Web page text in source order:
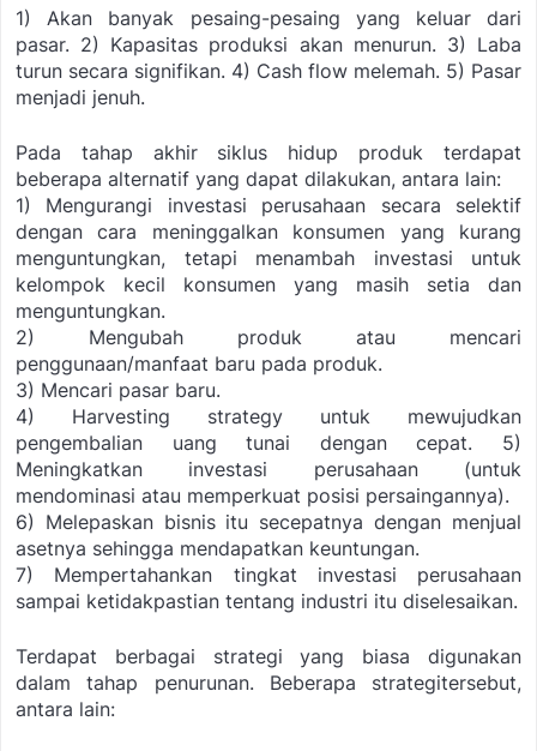
1) Akan banyak pesaing-pesaing yang keluar dari
pasar. 2) Kapasitas produksi akan menurun. 3) Laba
turun secara signifikan. 4) Cash flow melemah. 5) Pasar
menjadi jenuh.
Pada tahap akhir siklus hidup produk terdapat
beberapa alternatif yang dapat dilakukan, antara lain:
1) Mengurangi investasi perusahaan secara selektif
dengan cara meninggalkan konsumen yang kurang
menguntungkan, tetapi menambah investasi untuk
kelompok kecil konsumen yang masih setia dan
menguntungkan.
2) Mengubah produk atau mencari
penggunaan/manfaat baru pada produk.
3) Mencari pasar baru.
4) Harvesting strategy untuk mewujudkan
pengembalian uang tunai dengan cepat.
5)
Meningkatkan investasi perusahaan (untuk
mendominasi atau memperkuat posisi persaingannya).
6) Melepaskan bisnis itu secepatnya dengan menjual
asetnya sehingga mendapatkan keuntungan.
7) Mempertahankan tingkat investasi perusahaan
sampai ketidakpastian tentang industri itu diselesaikan.
Terdapat berbagai strategi yang biasa digunakan
dalam tahap penurunan. Beberapa strategitersebut,
antara lain: